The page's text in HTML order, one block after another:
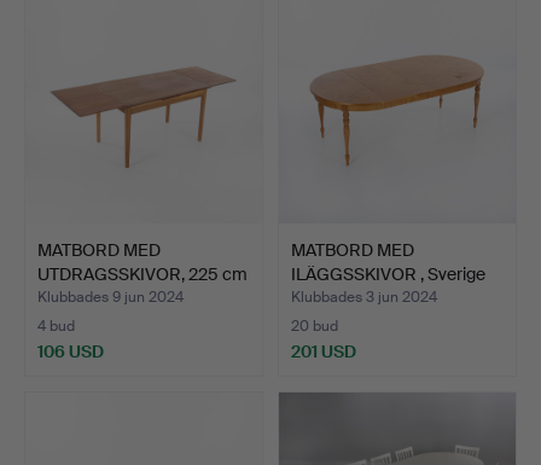
MATBORD MED
UTDRAGSSKIVOR, 225 cm
långt, t…
Klubbades 9 jun 2024
4 bud
106 USD
MATBORD MED
ILÄGGSSKIVOR , Sverige
1900-ta…
Klubbades 3 jun 2024
20 bud
201 USD